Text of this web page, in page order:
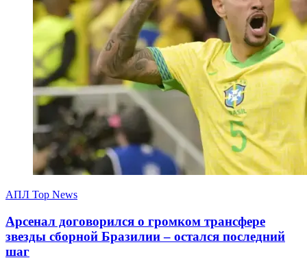
АПЛ Top News
Арсенал договорился о громком трансфере
звезды сборной Бразилии – остался последний
шаг